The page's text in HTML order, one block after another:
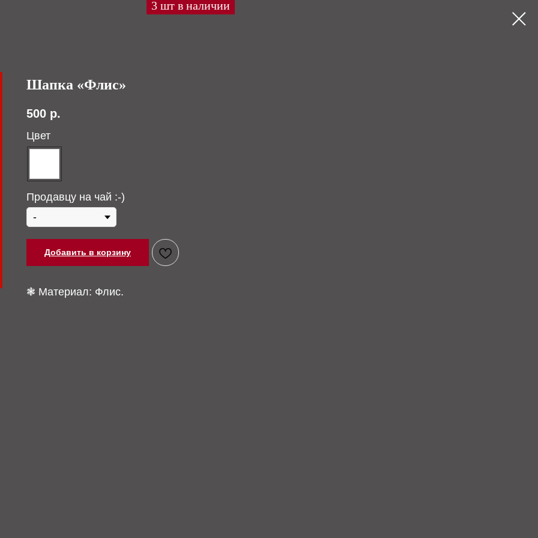
Шапка «Флис»
500 р.
Цвет
Продавцу на чай :-)
Добавить в корзину
❃ Материал: Флис.